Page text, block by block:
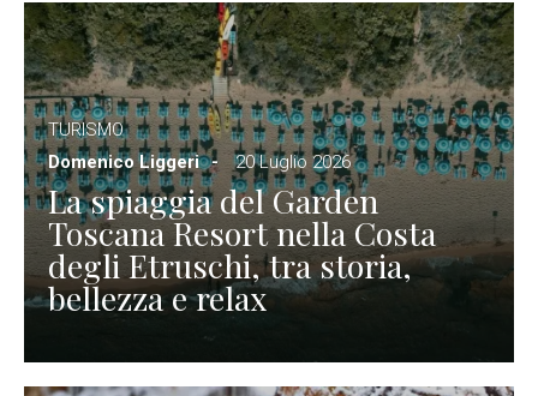
TURISMO
Domenico Liggeri
20 Luglio 2026
La spiaggia del Garden
Toscana Resort nella Costa
degli Etruschi, tra storia,
bellezza e relax